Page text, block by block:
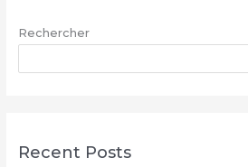
68
07
REMEDE
Rechercher
Recent Posts